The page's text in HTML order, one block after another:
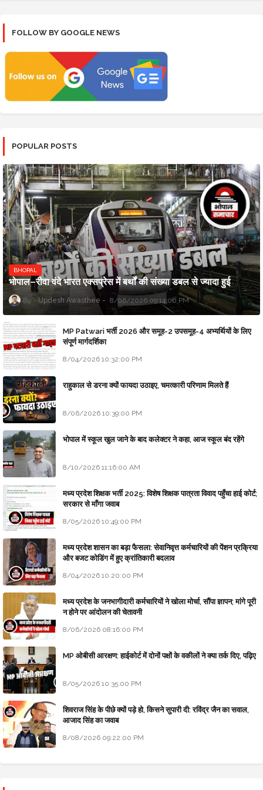
FOLLOW BY GOOGLE NEWS
POPULAR POSTS
BHOPAL
भोपाल–रीवा वंदे भारत एक्सप्रेस में बर्थों की संख्या डबल से ज्यादा हुई
Updesh Awasthee 8/06/2026 09:14:00 PM
MP Patwari भर्ती 2026 और समूह-2 उपसमूह-4 अभ्यर्थियों के लिए
संपूर्ण मार्गदर्शिका
8/04/2026 10:32:00 PM
राहुकाल से डरना क्यों फायदा उठाइए, चमत्कारी परिणाम मिलते हैं
8/06/2026 10:39:00 PM
भोपाल में स्कूल खुल जाने के बाद कलेक्टर ने कहा, आज स्कूल बंद रहेंगे
8/10/2026 11:16:00 AM
मध्य प्रदेश शिक्षक भर्ती 2025: विशेष शिक्षक पात्रता विवाद पहुँचा हाई कोर्ट;
सरकार से माँगा जवाब
8/05/2026 10:49:00 PM
मध्य प्रदेश शासन का बड़ा फैसला: सेवानिवृत्त कर्मचारियों की पेंशन प्रक्रिया
और बजट कोडिंग में हुए क्रांतिकारी बदलाव
8/04/2026 10:20:00 PM
मध्य प्रदेश के जनभागीदारी कर्मचारियों ने खोला मोर्चा, सौंपा ज्ञापन; मांगे पूरी
न होने पर आंदोलन की चेतावनी
8/06/2026 08:16:00 PM
MP ओबीसी आरक्षण: हाईकोर्ट में दोनों पक्षों के वकीलों ने क्या तर्क दिए, पढ़िए
8/05/2026 10:35:00 PM
शिवराज सिंह के पीछे क्यों पड़े हो, किसने सुपारी दी: रविंद्र जैन का सवाल,
आजाद सिंह का जवाब
8/08/2026 09:22:00 PM